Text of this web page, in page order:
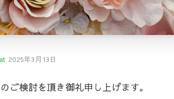
2025年3月13日
ご検討を頂き御礼申し上げます。